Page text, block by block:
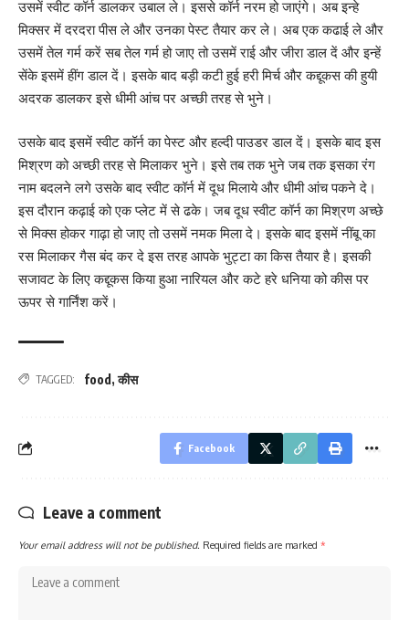
उसमें स्वीट कॉर्न डालकर उबाल ले। इससे कॉर्न नरम हो जाएंगे। अब इन्हे
मिक्सर में दरदरा पीस ले और उनका पेस्ट तैयार कर ले। अब एक कढाई ले और
उसमें तेल गर्म करें सब तेल गर्म हो जाए तो उसमें राई और जीरा डाल दें और इन्हें
सेंके इसमें हींग डाल दें। इसके बाद बड़ी कटी हुई हरी मिर्च और कद्दूकस की हुयी
अदरक डालकर इसे धीमी आंच पर अच्छी तरह से भुने।
उसके बाद इसमें स्वीट कॉर्न का पेस्ट और हल्दी पाउडर डाल दें। इसके बाद इस
मिश्रण को अच्छी तरह से मिलाकर भुने। इसे तब तक भुने जब तक इसका रंग
नाम बदलने लगे उसके बाद स्वीट कॉर्न में दूध मिलाये और धीमी आंच पकने दे।
इस दौरान कढ़ाई को एक प्लेट में से ढके। जब दूध स्वीट कॉर्न का मिश्रण अच्छे
से मिक्स होकर गाढ़ा हो जाए तो उसमें नमक मिला दे। इसके बाद इसमें नींबू का
रस मिलाकर गैस बंद कर दे इस तरह आपके भुट्टा का किस तैयार है। इसकी
सजावट के लिए कद्दूकस किया हुआ नारियल और कटे हरे धनिया को कीस पर
ऊपर से गार्निंश करें।
TAGGED: food ,कीस
Facebook
Leave a comment
Your email address will not be published. Required fields are marked *